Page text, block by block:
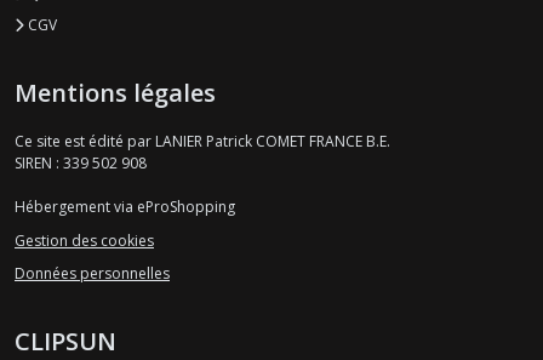
CGV
Mentions légales
Ce site est édité par LANIER Patrick COMET FRANCE B.E.
SIREN : 339 502 908
Hébergement via eProShopping
Gestion des cookies
Données personnelles
CLIPSUN